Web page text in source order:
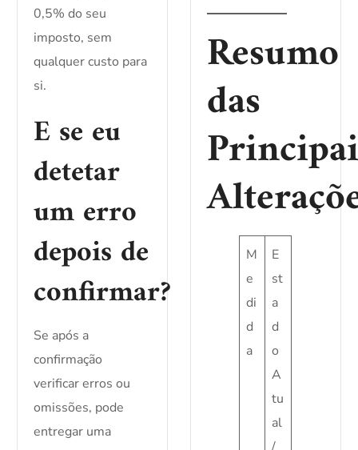
0,5% do seu
imposto, sem
qualquer custo para
si.
E se eu
detetar
um erro
depois de
confirmar?
Se após a
confirmação
verificar erros ou
omissões, pode
entregar uma
Resumo
das
M
e
di
d
a
E
st
a
d
o
A
tu
al